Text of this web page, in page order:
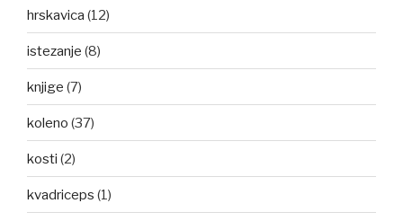
hrskavica (12)
istezanje (8)
knjige (7)
koleno (37)
kosti (2)
kvadriceps (1)